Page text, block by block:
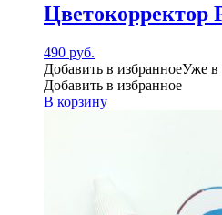
Цветокорректор
490 руб.
Добавить в избранноеУже в
Добавить в избранное
В корзину